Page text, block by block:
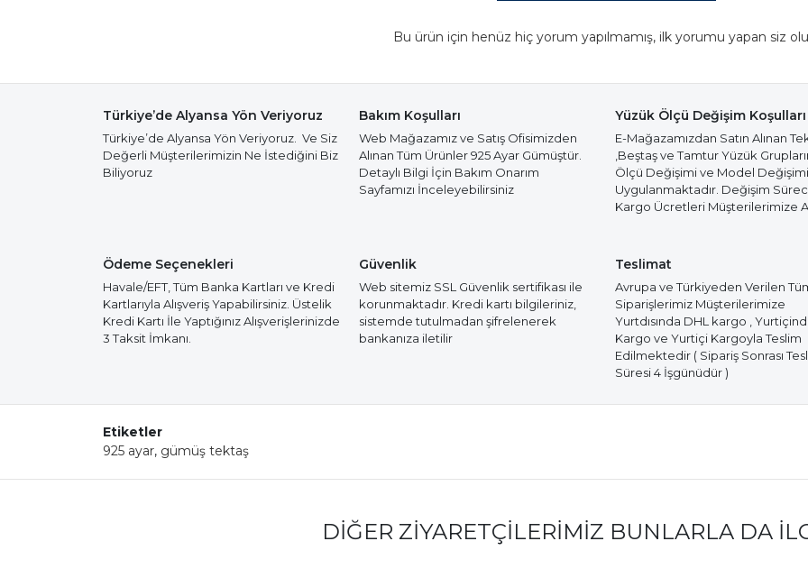
Bu ürün için henüz hiç yorum yapılmamış, ilk yorumu yapan siz
Türkiye’de Alyansa Yön Veriyoruz
Türkiye’de Alyansa Yön Veriyoruz. Ve Siz
Değerli Müşterilerimizin Ne İstediğini Biz
Biliyoruz
Bakım Koşulları
Web Mağazamız ve Satış Ofisimizden
Alınan Tüm Ürünler 925 Ayar Gümüştür.
Detaylı Bilgi İçin Bakım Onarım
Sayfamızı İnceleyebilirsiniz
Yüzük Ölçü Değişim Koşulları
E-Mağazamızdan Satın Alınan
,Beştaş ve Tamtur Yüzük
Ölçü Değişimi ve Model Değişimi
Uygulanmaktadır. Değişim
Kargo Ücretleri Müşterilerimize
Ödeme Seçenekleri
Havale/EFT, Tüm Banka Kartları ve Kredi
Kartlarıyla Alışveriş Yapabilirsiniz. Üstelik
Kredi Kartı İle Yaptığınız Alışverişlerinizde
3 Taksit İmkanı.
Güvenlik
Web sitemiz SSL Güvenlik sertifikası ile
korunmaktadır. Kredi kartı bilgileriniz,
sistemde tutulmadan şifrelenerek
bankanıza iletilir
Teslimat
Avrupa ve Türkiyeden Verilen
Siparişlerimiz Müşterilerimize
Yurtdısında DHL kargo ,
Kargo ve Yurtiçi Kargoyla Teslim
Edilmektedir ( Sipariş Sonrası
Süresi 4 İşgünüdür )
Etiketler
925 ayar, gümüş tektaş
DIĞER ZIYARETÇILERIMIZ BUNLARLA DA